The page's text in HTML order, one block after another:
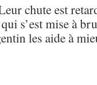
chute est
s’est mise à
les aide à